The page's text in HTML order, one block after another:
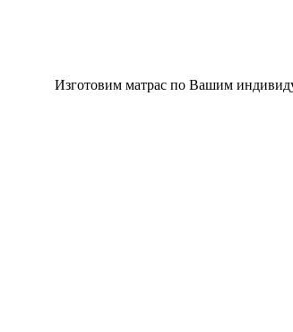
Изготовим матрас по Вашим